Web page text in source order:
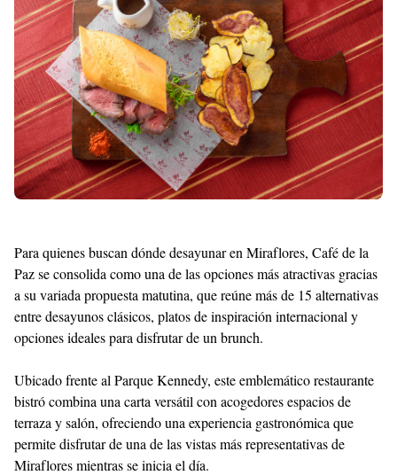
Para quienes buscan dónde desayunar en Miraflores, Café de la
Paz se consolida como una de las opciones más atractivas gracias
a su variada propuesta matutina, que reúne más de 15 alternativas
entre desayunos clásicos, platos de inspiración internacional y
opciones ideales para disfrutar de un brunch.
Ubicado frente al Parque Kennedy, este emblemático restaurante
bistró combina una carta versátil con acogedores espacios de
terraza y salón, ofreciendo una experiencia gastronómica que
permite disfrutar de una de las vistas más representativas de
Miraflores mientras se inicia el día.